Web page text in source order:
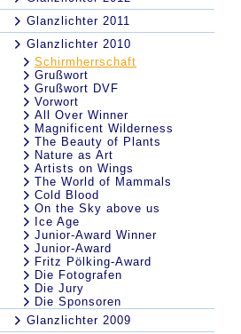
Glanzlichter 2011
Glanzlichter 2010
Schirmherrschaft
Grußwort
Grußwort DVF
Vorwort
All Over Winner
Magnificent Wilderness
The Beauty of Plants
Nature as Art
Artists on Wings
The World of Mammals
Cold Blood
On the Sky above us
Ice Age
Junior-Award Winner
Junior-Award
Fritz Pölking-Award
Die Fotografen
Die Jury
Die Sponsoren
Glanzlichter 2009